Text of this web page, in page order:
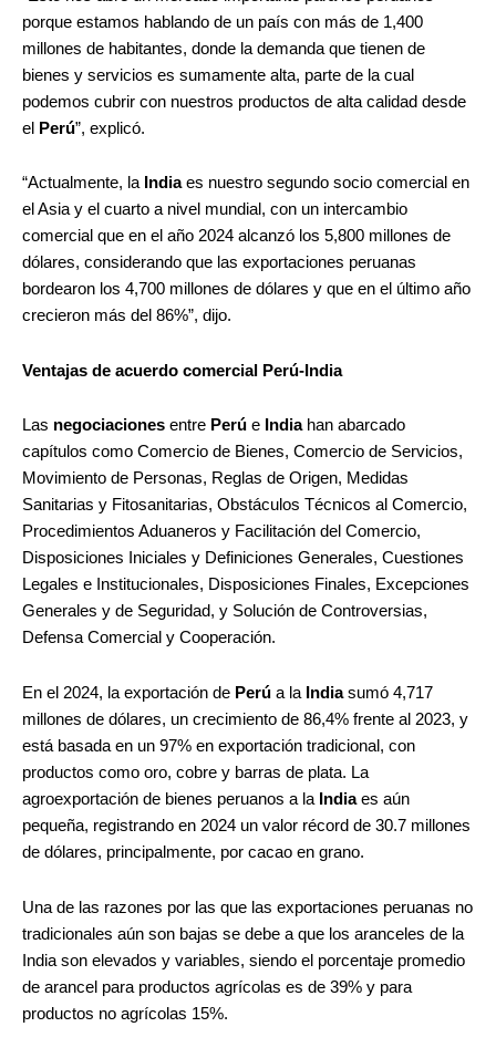
porque estamos hablando de un país con más de 1,400
millones de habitantes, donde la demanda que tienen de
bienes y servicios es sumamente alta, parte de la cual
podemos cubrir con nuestros productos de alta calidad desde
el
Perú”, explicó.
“Actualmente, la Indiaes nuestro segundo socio comercial en
el Asia y el cuarto a nivel mundial, con un intercambio
comercial que en el año 2024 alcanzó los 5,800 millones de
dólares, considerando que las exportaciones peruanas
bordearon los 4,700 millones de dólares y que en el último año
crecieron más del 86%”, dijo.
Ventajas de acuerdo comercial Perú-India
Las negociaciones entre Perú e India han abarcado
capítulos como Comercio de Bienes, Comercio de Servicios,
Movimiento de Personas, Reglas de Origen, Medidas
Sanitarias y Fitosanitarias, Obstáculos Técnicos al Comercio,
Procedimientos Aduaneros y Facilitación del Comercio,
Disposiciones Iniciales y Definiciones Generales, Cuestiones
Legales e Institucionales, Disposiciones Finales, Excepciones
Generales y de Seguridad, y Solución de Controversias,
Defensa Comercial y Cooperación.
En el 2024, la exportación de Perú a la Indiasumó 4,717
millones de dólares, un crecimiento de 86,4% frente al 2023, y
está basada en un 97% en exportación tradicional, con
productos como oro, cobre y barras de plata. La
agroexportación de bienes peruanos a la Indiaes aún
pequeña, registrando en 2024 un valor récord de 30.7 millones
de dólares, principalmente, por cacao en grano.
Una de las razones por las que las exportaciones peruanas no
tradicionales aún son bajas se debe a que los aranceles de la
India son elevados y variables, siendo el porcentaje promedio
de arancel para productos agrícolas es de 39% y para
productos no agrícolas 15%.